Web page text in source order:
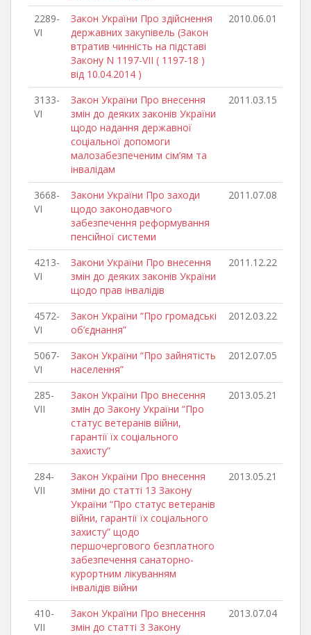
2289-
VI
Закон України Про здійснення
державних закупівель (Закон
втратив чинність на підставі
Закону N 1197-VII ( 1197-18 )
від 10.04.2014 )
2010.06.01
3133-
VI
Закон України Про внесення
змін до деяких законів України
щодо надання державної
соціальної допомоги
малозабезпеченим сім’ям та
інвалідам
2011.03.15
3668-
VI
Закони України Про заходи
щодо законодавчого
забезпечення реформування
пенсійної системи
2011.07.08
4213-
VI
Закони України Про внесення
змін до деяких законів України
щодо прав інвалідів
2011.12.22
4572-
VI
Закон України “Про громадські
об’єднання”
2012.03.22
5067-
VI
Закон України “Про зайнятість
населення”
2012.07.05
285-
VII
Закон України Про внесення
змін до Закону України “Про
статус ветеранів війни,
гарантії їх соціального
захисту”
2013.05.21
284-
VII
Закон України Про внесення
зміни до статті 13 Закону
України “Про статус ветеранів
війни, гарантії їх соціального
захисту” щодо
першочергового безплатного
забезпечення санаторно-
курортним лікуванням
інвалідів війни
2013.05.21
410-
VII
Закон України Про внесення
змін до статті 3 Закону
2013.07.04